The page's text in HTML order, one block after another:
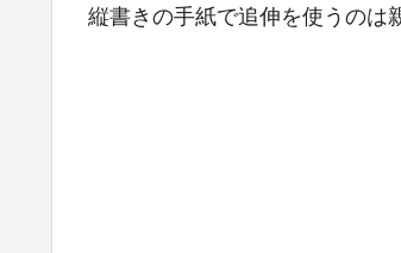
縦書きの手紙で追伸を使うのは